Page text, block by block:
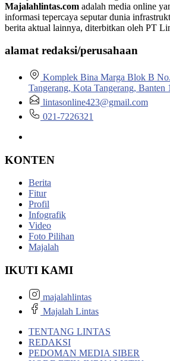
Majalahlintas.com adalah media online
informasi tepercaya seputar dunia
berita aktual lainnya, diterbitkan oleh PT
alamat redaksi/perusahaan
Komplek Bina Marga Blok B
Tangerang, Kota Tangerang, Banten
lintasonline423@gmail.com
021-7226321
KONTEN
Berita
Fitur
Profil
Infografik
Video
Foto Pilihan
Majalah
IKUTI KAMI
majalahlintas
Majalah Lintas
TENTANG LINTAS
REDAKSI
PEDOMAN MEDIA SIBER